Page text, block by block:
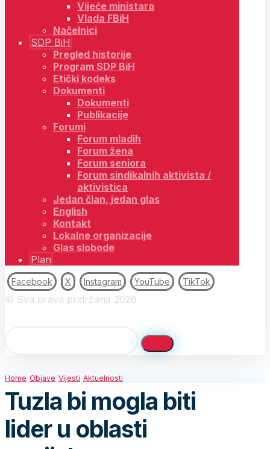
Vijeće ministara
Vlada FBiH
Načelnici
SDP BiH
Pregled historije
Program SDP BiH
Etički kodeks
Dokumenti
Dokumenti
Publikacije
Forumi
Forum mladih
Forum žena
Forum seniora
Forum sindikalnih aktivista /
aktivistica
Jedan član, jedan glas
English
Kontakt
Lokalne organizacije
Glas slobode
Plan
Facebook X Instagram YouTube TikTok
© Sva prava pridržana 2026
Home Objave Vijesti Aktuelnosti
Tuzla bi mogla biti
lider u oblasti